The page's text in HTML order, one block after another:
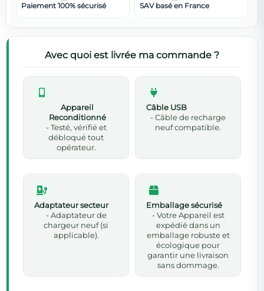
Paiement 100% sécurisé SAV basé en France
Avec quoi est livrée ma commande ?
Appareil
Reconditionné
- Testé, vérifié et
débloqué tout
opérateur.
Câble USB
- Câble de recharge
neuf compatible.
Adaptateur secteur
- Adaptateur de
chargeur neuf (si
applicable).
Emballage sécurisé
- Votre Appareil est
expédié dans un
emballage robuste et
écologique pour
garantir une livraison
sans dommage.